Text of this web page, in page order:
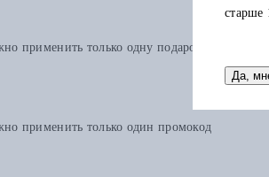
применить только одну подарочную карту.
применить только один промокод
старше
Да,